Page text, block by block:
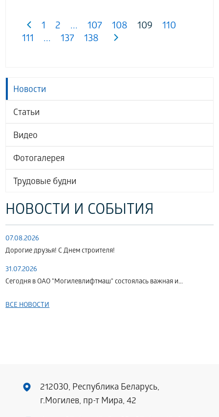
Новости
Статьи
Видео
Фотогалерея
Трудовые будни
НОВОСТИ И СОБЫТИЯ
07.08.2026
Дорогие друзья! С Днем строителя!
31.07.2026
Сегодня в ОАО "Могилевлифтмаш" состоялась важная и...
ВСЕ НОВОСТИ
1 2 ... 107 108 109
110
111
... 137 138
212030, Республика Беларусь,
г.Могилев, пр-т Мира, 42